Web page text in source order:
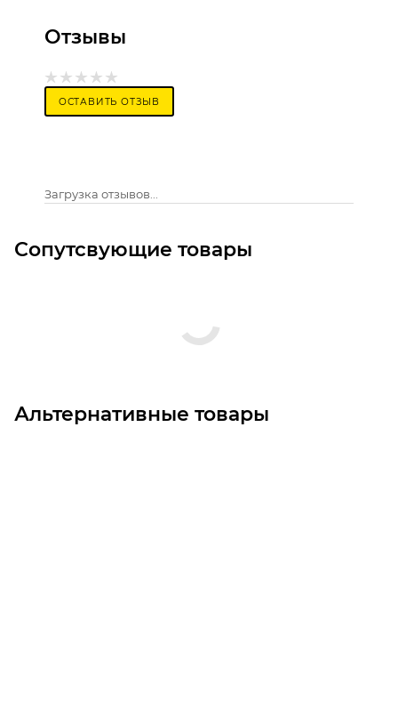
Отзывы
ОСТАВИТЬ ОТЗЫВ
Загрузка отзывов...
Сопутсвующие товары
Альтернативные товары